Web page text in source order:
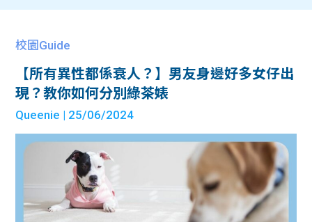
校園Guide
【所有異性都係衰人？】男友身邊好多女仔出
現？教你如何分別綠茶婊
Queenie | 25/06/2024